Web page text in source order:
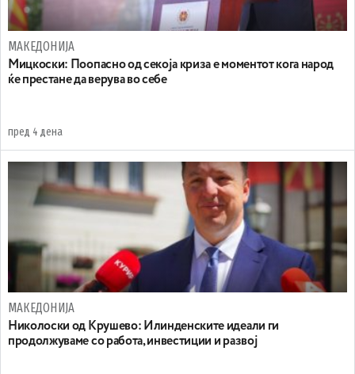
МАКЕДОНИЈА
Мицкоски: Поопасно од секоја криза е моментот кога народ
ќе престане да верува во себе
пред 4 дена
МАКЕДОНИЈА
Николоски од Крушево: Илинденските идеали ги
продолжуваме со работа, инвестиции и развој